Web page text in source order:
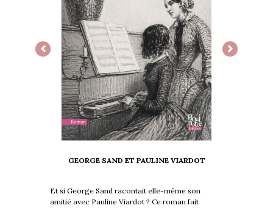
Previous Next
GEORGE SAND ET PAULINE VIARDOT
Et si George Sand racontait elle-même son
amitié avec Pauline Viardot ? Ce roman fait